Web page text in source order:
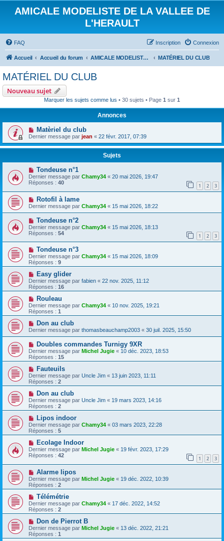
AMICALE MODELISTE DE LA VALLEE DE
L'HERAULT
FAQ Connexion
Inscription
Accueil Accueil du forum AMICALE MODELISTE DE LA VALLEE DE L'HERAULT MATÉRIEL DU CLUB
MATÉRIEL DU CLUB
Nouveau sujet
Marquer les sujets comme lus • 30 sujets • Page 1 sur 1
Annonces
Matèriel du club
Dernier message par jean « 22 févr. 2017, 07:39
Sujets
Tondeuse n°1
Dernier message par Chamy34 « 20 mai 2026, 19:47
Réponses : 40 1 2 3
Rotofil à lame
Dernier message par Chamy34 « 15 mai 2026, 18:22
Tondeuse n°2
Dernier message par Chamy34 « 15 mai 2026, 18:13
Réponses : 54 1 2 3
Tondeuse n°3
Dernier message par Chamy34 « 15 mai 2026, 18:09
Réponses : 9
Easy glider
Dernier message par fabien « 22 nov. 2025, 11:12
Réponses : 16
Rouleau
Dernier message par Chamy34 « 10 nov. 2025, 19:21
Réponses : 1
Don au club
Dernier message par thomasbeauchamp2003 « 30 juil. 2025, 15:50
Doubles commandes Turnigy 9XR
Dernier message par Michel Jugie « 10 déc. 2023, 18:53
Réponses : 15
Fauteuils
Dernier message par Uncle Jim « 13 juin 2023, 11:11
Réponses : 2
Don au club
Dernier message par Uncle Jim « 19 mars 2023, 14:16
Réponses : 2
Lipos indoor
Dernier message par Chamy34 « 03 mars 2023, 22:28
Réponses : 5
Ecolage Indoor
Dernier message par Michel Jugie « 19 févr. 2023, 17:29
Réponses : 42 1 2 3
Alarme lipos
Dernier message par Michel Jugie « 19 déc. 2022, 10:39
Réponses : 2
Télémétrie
Dernier message par Chamy34 « 17 déc. 2022, 14:52
Réponses : 2
Don de Pierrot B
Dernier message par Michel Jugie « 13 déc. 2022, 21:21
Réponses : 1